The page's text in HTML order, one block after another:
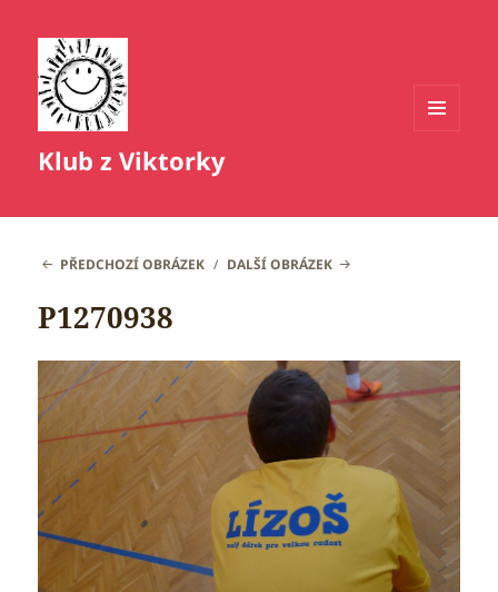
Klub z Viktorky
PŘEDCHOZÍ OBRÁZEK DALŠÍ OBRÁZEK
P1270938